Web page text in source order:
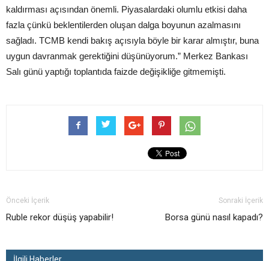
kaldırması açısından önemli. Piyasalardaki olumlu etkisi daha
fazla çünkü beklentilerden oluşan dalga boyunun azalmasını
sağladı. TCMB kendi bakış açısıyla böyle bir karar almıştır, buna
uygun davranmak gerektiğini düşünüyorum.” Merkez Bankası
Salı günü yaptığı toplantıda faizde değişikliğe gitmemişti.
Önceki İçerik
Ruble rekor düşüş yapabilir!
Sonraki İçerik
Borsa günü nasıl kapadı?